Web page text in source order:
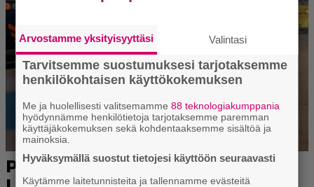
Arvostamme yksityisyyttäsi Valintasi
Tarvitsemme suostumuksesi tarjotaksemme
henkilökohtaisen käyttökokemuksen
Me ja huolellisesti valitsemamme88 teknologiakumppania
hyödynnämme henkilötietoja tarjotaksemme paremman
käyttäjäkokemuksen sekä kohdentaaksemme sisältöä ja
mainoksia.
Hyväksymällä suostut tietojesi käyttöön seuraavasti
Käytämme laitetunnisteita ja tallennamme evästeitä